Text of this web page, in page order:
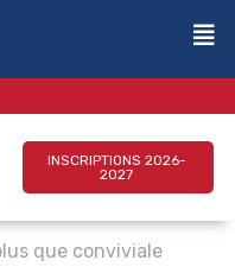
INSCRIPTIONS 2026-
2027
que conviviale